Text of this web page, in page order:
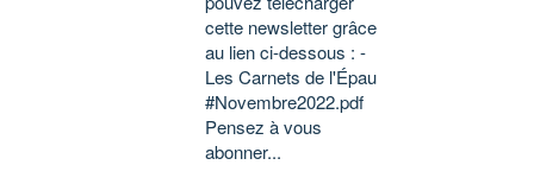
cette newsletter grâce
au lien ci-dessous : -
Les Carnets de l'Épau
#Novembre2022.pdf
Pensez à vous
abonner...